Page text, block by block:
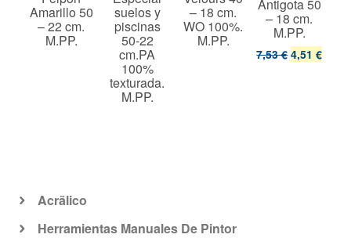
Amarillo 50
– 22 cm.
M.PP.
suelos y
piscinas
50-22
cm.PA
100%
texturada.
M.PP.
– 18 cm.
WO 100%.
M.PP.
Antigota 50
– 18 cm.
M.PP.
7,53 € 4,51 €
Acrã­lico
Herramientas Manuales De Pintor